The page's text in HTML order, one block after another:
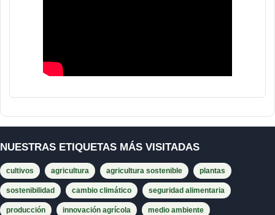
NUESTRAS ETIQUETAS MÁS VISITADAS
cultivos agricultura agricultura sostenible plantas
sostenibilidad cambio climático seguridad alimentaria
producción innovación agrícola medio ambiente